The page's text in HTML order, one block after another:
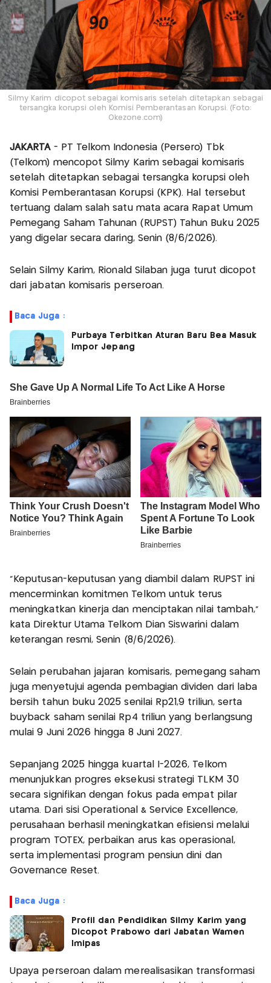
Silmy Karim dicopot sebagai komisaris setelah ditetapkan sebagai
tersangka korupsi oleh Komisi Pemberantasan Korupsi. (Foto:
Okezone.com)
JAKARTA - PT Telkom Indonesia (Persero) Tbk
(Telkom) mencopot Silmy Karim sebagai komisaris
setelah ditetapkan sebagai tersangka korupsi oleh
Komisi Pemberantasan Korupsi (KPK). Hal tersebut
tertuang dalam salah satu mata acara Rapat Umum
Pemegang Saham Tahunan (RUPST) Tahun Buku 2025
yang digelar secara daring, Senin (8/6/2026).
Selain Silmy Karim, Rionald Silaban juga turut dicopot
dari jabatan komisaris perseroan.
Baca Juga :
Purbaya Terbitkan Aturan Baru Bea Masuk
Impor Jepang
"Keputusan-keputusan yang diambil dalam RUPST ini
mencerminkan komitmen Telkom untuk terus
meningkatkan kinerja dan menciptakan nilai tambah,"
kata Direktur Utama Telkom Dian Siswarini dalam
keterangan resmi, Senin (8/6/2026).
Selain perubahan jajaran komisaris, pemegang saham
juga menyetujui agenda pembagian dividen dari laba
bersih tahun buku 2025 senilai Rp21,9 triliun, serta
buyback saham senilai Rp4 triliun yang berlangsung
mulai 9 Juni 2026 hingga 8 Juni 2027.
Sepanjang 2025 hingga kuartal I-2026, Telkom
menunjukkan progres eksekusi strategi TLKM 30
secara signifikan dengan fokus pada empat pilar
utama. Dari sisi Operational & Service Excellence,
perusahaan berhasil meningkatkan efisiensi melalui
program TOTEX, perbaikan arus kas operasional,
serta implementasi program pensiun dini dan
Governance Reset.
Baca Juga :
Profil dan Pendidikan Silmy Karim yang
Dicopot Prabowo dari Jabatan Wamen
Imipas
Upaya perseroan dalam merealisasikan transformasi